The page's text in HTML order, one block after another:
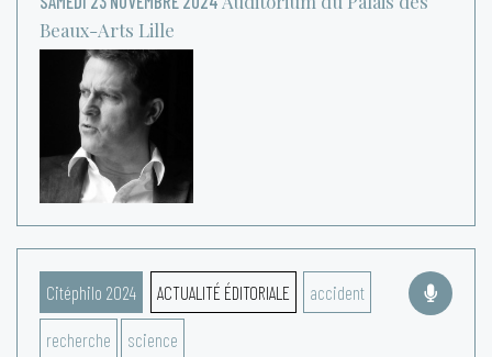
Beaux-Arts Lille
Citéphilo 2024 ACTUALITÉ ÉDITORIALE accident
recherche science